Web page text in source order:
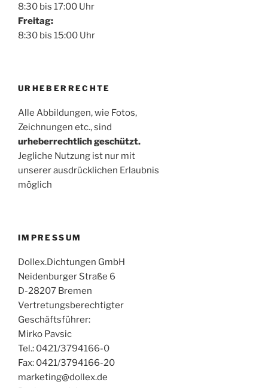
8:30 bis 17:00 Uhr
Freitag:
8:30 bis 15:00 Uhr
URHEBERRECHTE
Alle Abbildungen, wie Fotos,
Zeichnungen etc., sind
urheberrechtlich geschützt.
Jegliche Nutzung ist nur mit
unserer ausdrücklichen Erlaubnis
möglich
IMPRESSUM
Dollex.Dichtungen GmbH
Neidenburger Straße 6
D-28207 Bremen
Vertretungsberechtigter
Geschäftsführer:
Mirko Pavsic
Tel.: 0421/3794166-0
Fax: 0421/3794166-20
marketing@dollex.de